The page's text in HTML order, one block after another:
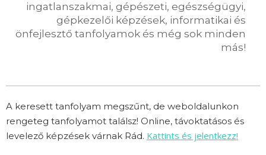
ingatlanszakmai, gépészeti, egészségügyi,
gépkezelői képzések, informatikai és
önfejlesztő tanfolyamok és még sok minden
más!
A keresett tanfolyam megszűnt, de weboldalunkon
rengeteg tanfolyamot találsz! Online, távoktatásos és
levelező képzések várnak Rád. Kattints és jelentkezz!